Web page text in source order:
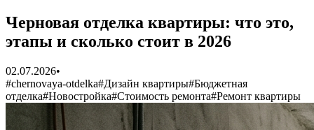
Черновая отделка квартиры: что это,
этапы и сколько стоит в 2026
02.07.2026•
#chernovaya-otdelka#Дизайн квартиры#Бюджетная
отделка#Новостройка#Стоимость ремонта#Ремонт квартиры